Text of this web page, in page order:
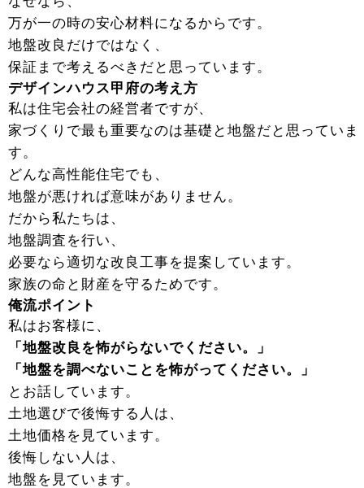
万が一の時の安心材料になるからです。
地盤改良だけではなく、
保証まで考えるべきだと思っています。
デザインハウス甲府の考え方
私は住宅会社の経営者ですが、
家づくりで最も重要なのは基礎と地盤だと思っていま
す。
どんな高性能住宅でも、
地盤が悪ければ意味がありません。
だから私たちは、
地盤調査を行い、
必要なら適切な改良工事を提案しています。
家族の命と財産を守るためです。
俺流ポイント
私はお客様に、
「地盤改良を怖がらないでください。」
「地盤を調べないことを怖がってください。」
とお話しています。
土地選びで後悔する人は、
土地価格を見ています。
後悔しない人は、
地盤を見ています。